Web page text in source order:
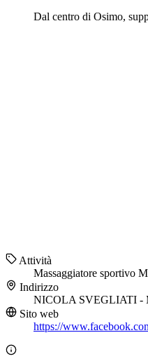
Dal centro di Osimo,
Attività
Massaggiatore sportivo
Indirizzo
NICOLA SVEGLIATI -
Sito web
https://